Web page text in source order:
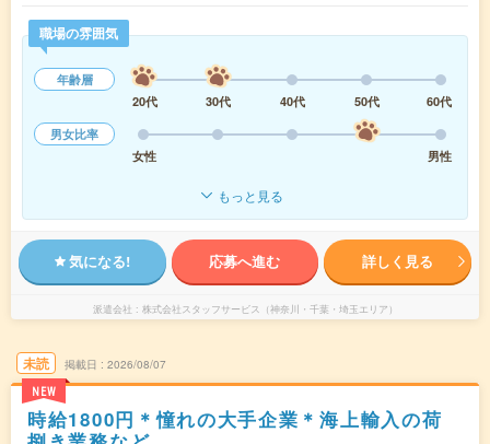
職場の雰囲気
年齢層
20代
30代 40代 50代
60代
男女比率
女性
男性
もっと見る
気になる! 応募へ進む 詳しく見る
派遣会社 株式会社スタッフサービス（神奈川・千葉・埼玉エリア）
未読
NEW
掲載日 2026/08/07
時給1800円＊憧れの大手企業＊海上輸入の荷